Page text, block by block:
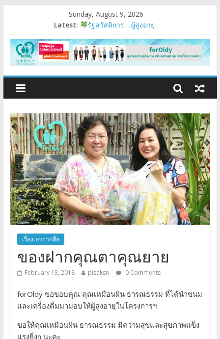
Sunday, August 9, 2026
Latest:
รัฐสวัสดิการ….ผู้สูงอายุ
มนุษย์ต่างวัย
Fest 2026
แรงบันดาลใจหนึ่ง
เรื่องเล่าจากสื่อ
ของฝากคุณตาคุณยาย
February 13, 2018 pisaksn 0 Comments
forOldy ขอขอบคุณ คุณเหมือนฝัน ธารณธรรม ที่ได้นำขนม
และเครื่องดื่มมามอบให้ผู้สูงอายุในโครงการฯ
ขอให้คุณเหมือนฝัน ธารณธรรม มีความสุขและสุขภาพแข็ง
แรงยิ่งๆ นะคะ